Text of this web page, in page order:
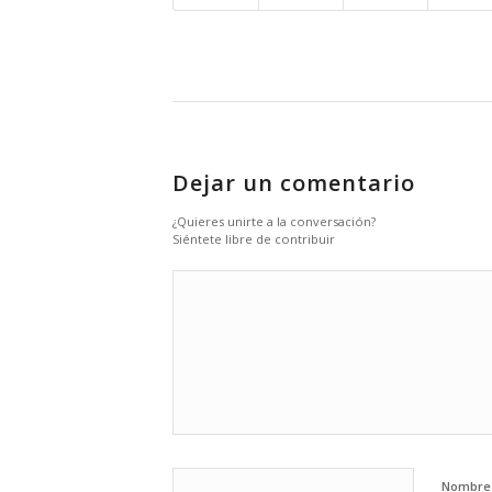
Dejar un comentario
¿Quieres unirte a la conversación?
Siéntete libre de contribuir